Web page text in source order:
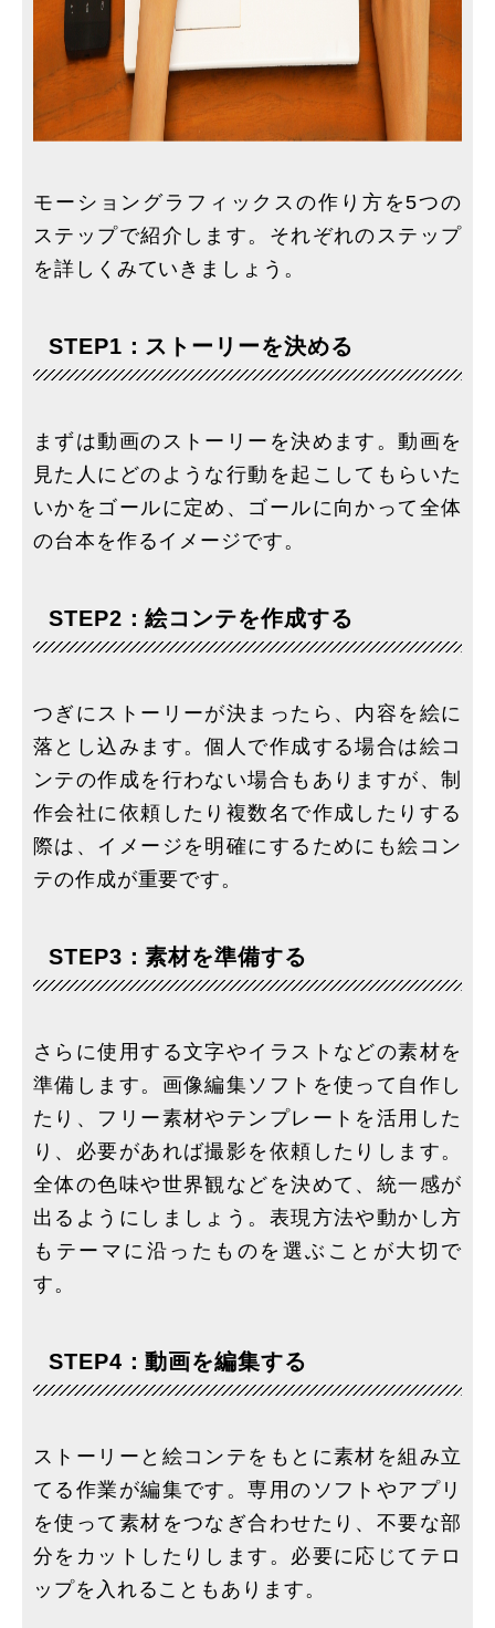
モーショングラフィックスの作り方を5つの
ステップで紹介します。それぞれのステップ
を詳しくみていきましょう。
STEP1：ストーリーを決める
まずは動画のストーリーを決めます。動画を
見た人にどのような行動を起こしてもらいた
いかをゴールに定め、ゴールに向かって全体
の台本を作るイメージです。
STEP2：絵コンテを作成する
つぎにストーリーが決まったら、内容を絵に
落とし込みます。個人で作成する場合は絵コ
ンテの作成を行わない場合もありますが、制
作会社に依頼したり複数名で作成したりする
際は、イメージを明確にするためにも絵コン
テの作成が重要です。
STEP3：素材を準備する
さらに使用する文字やイラストなどの素材を
準備します。画像編集ソフトを使って自作し
たり、フリー素材やテンプレートを活用した
り、必要があれば撮影を依頼したりします。
全体の色味や世界観などを決めて、統一感が
出るようにしましょう。表現方法や動かし方
もテーマに沿ったものを選ぶことが大切で
す。
STEP4：動画を編集する
ストーリーと絵コンテをもとに素材を組み立
てる作業が編集です。専用のソフトやアプリ
を使って素材をつなぎ合わせたり、不要な部
分をカットしたりします。必要に応じてテロ
ップを入れることもあります。